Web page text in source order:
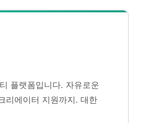
플랫폼입니다. 자유로운
리에이터 지원까지. 대한